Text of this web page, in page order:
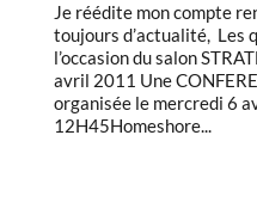
Je réédite mon compte
toujours d’actualité, Les
l’occasion du salon
avril 2011 Une
organisée le mercredi 6
12H45Homeshore...